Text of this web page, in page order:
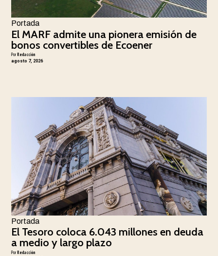
Portada
El MARF admite una pionera emisión de
bonos convertibles de Ecoener
Por Redacción
agosto 7, 2026
Portada
El Tesoro coloca 6.043 millones en deuda
a medio y largo plazo
Por Redacción